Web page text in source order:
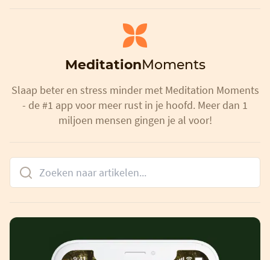
MeditationMoments
Slaap beter en stress minder met Meditation Moments
- de #1 app voor meer rust in je hoofd. Meer dan 1
miljoen mensen gingen je al voor!